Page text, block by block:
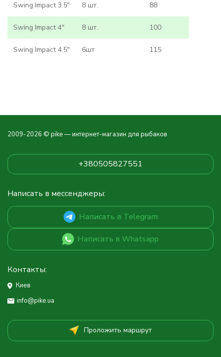
Swing Impact 3.5" 8 шт. 88
Swing Impact 4" 8 шт. 100
Swing Impact 4.5" 6шт 115
2009-2026 © pike — интернет-магазин для рыбаков
+380505827551
Написать в мессенджеры:
Написать в Telegram
Написать в Whatsapp
Контакты:
Киев
info@pike.ua
Проложить маршрут